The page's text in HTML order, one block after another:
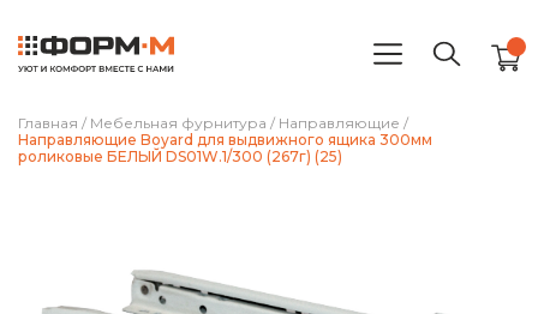
Главная / Мебельная фурнитура / Направляющие /
Направляющие Boyard для выдвижного ящика 300мм
роликовые БЕЛЫЙ DS01W.1/300 (267г) (25)